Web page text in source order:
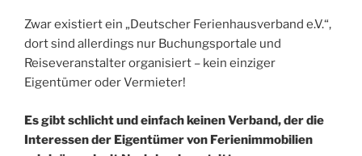
Zwar existiert ein „Deutscher Ferienhausverband e.V.“,
dort sind allerdings nur Buchungsportale und
Reiseveranstalter organisiert – kein einziger
Eigentümer oder Vermieter!
Es gibt schlicht und einfach keinen Verband, der die
Interessen der Eigentümer von Ferienimmobilien